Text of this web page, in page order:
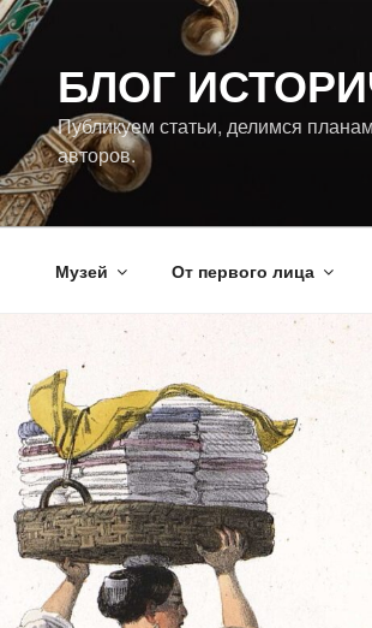
Перейти
к
содержимому
БЛОГ
Публикуем статьи, делимся
авторов.
Музей От первого лица